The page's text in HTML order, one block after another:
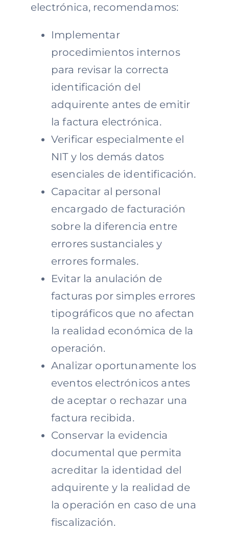
electrónica, recomendamos:
Implementar
procedimientos internos
para revisar la correcta
identificación del
adquirente antes de emitir
la factura electrónica.
Verificar especialmente el
NIT y los demás datos
esenciales de identificación.
Capacitar al personal
encargado de facturación
sobre la diferencia entre
errores sustanciales y
errores formales.
Evitar la anulación de
facturas por simples errores
tipográficos que no afectan
la realidad económica de la
operación.
Analizar oportunamente los
eventos electrónicos antes
de aceptar o rechazar una
factura recibida.
Conservar la evidencia
documental que permita
acreditar la identidad del
adquirente y la realidad de
la operación en caso de una
fiscalización.